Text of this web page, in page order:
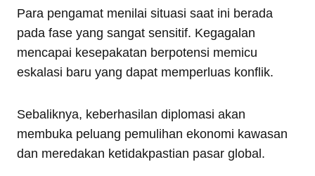
Para pengamat menilai situasi saat ini berada
pada fase yang sangat sensitif. Kegagalan
mencapai kesepakatan berpotensi memicu
eskalasi baru yang dapat memperluas konflik.
Sebaliknya, keberhasilan diplomasi akan
membuka peluang pemulihan ekonomi kawasan
dan meredakan ketidakpastian pasar global.